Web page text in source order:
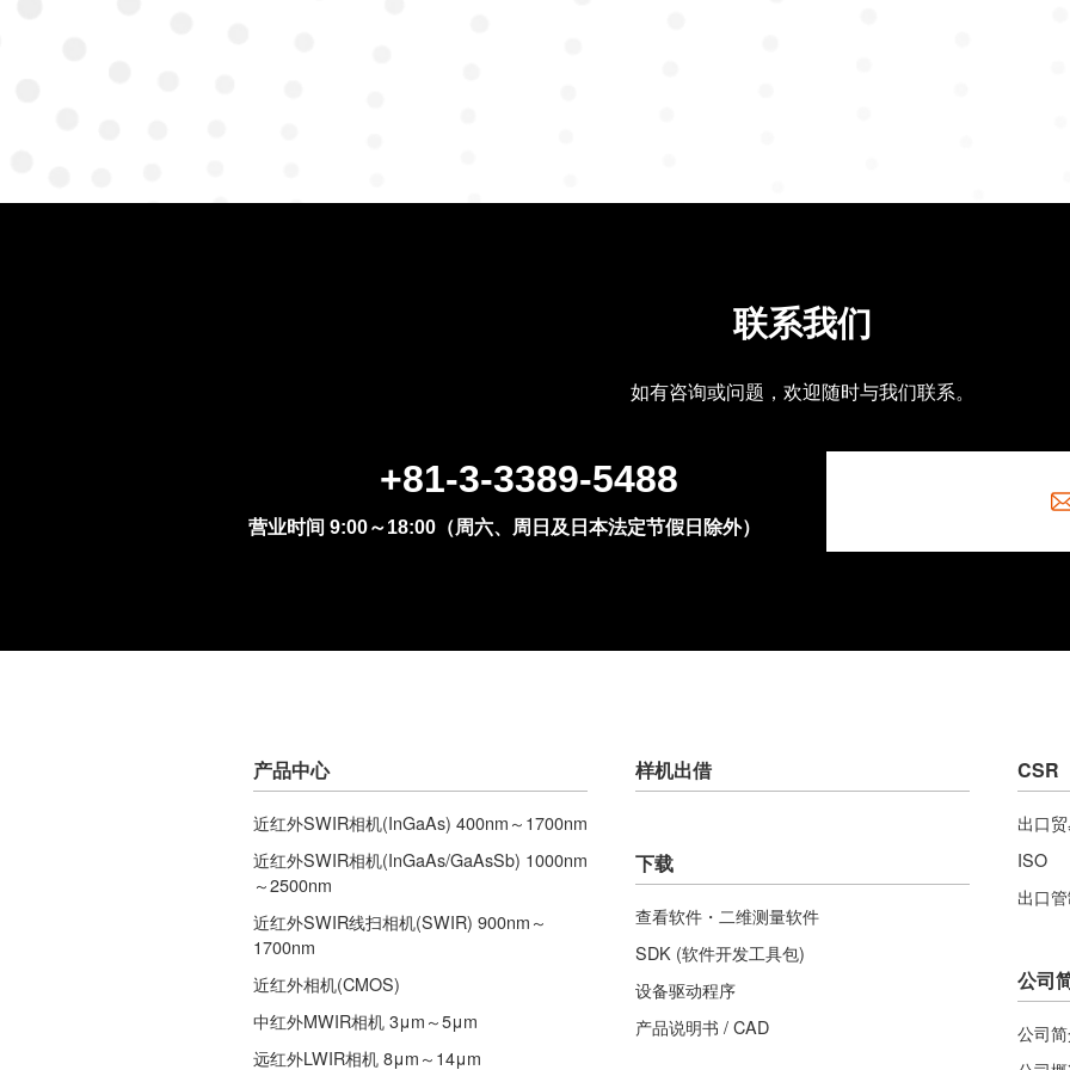
联系我们
如有咨询或问题，欢迎随时与我们联系。
+81-3-3389-5488
营业时间 9:00～18:00（周六、周日及日本法定节假日除外）
产品中心
近红外SWIR相机(InGaAs) 400nm～1700nm
近红外SWIR相机(InGaAs/GaAsSb) 1000nm
～2500nm
近红外SWIR线扫相机(SWIR) 900nm～
1700nm
近红外相机(CMOS)
中红外MWIR相机 3μm～5μm
远红外LWIR相机 8μm～14μm
样机出借
下载
查看软件・二维测量软件
SDK (软件开发工具包)
设备驱动程序
产品说明书 / CAD
CSR
出口
ISO
出口
公司
公司